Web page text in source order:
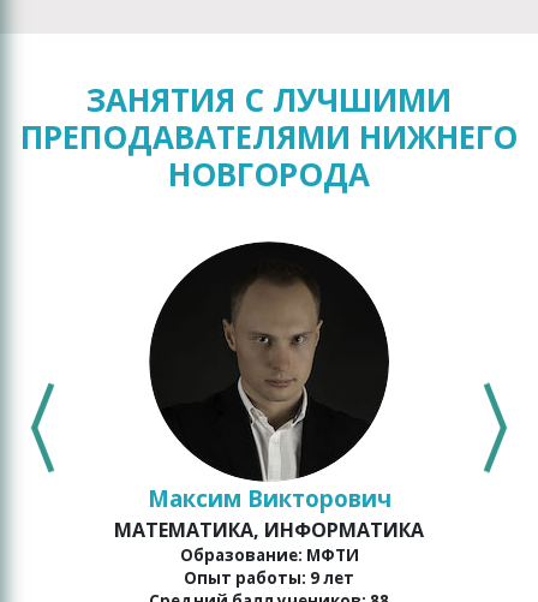
ЗАНЯТИЯ С ЛУЧШИМИ
ПРЕПОДАВАТЕЛЯМИ НИЖНЕГО
НОВГОРОДА
Максим Викторович
МАТЕМАТИКА, ИНФОРМАТИКА
Образование: МФТИ
Опыт работы: 9 лет